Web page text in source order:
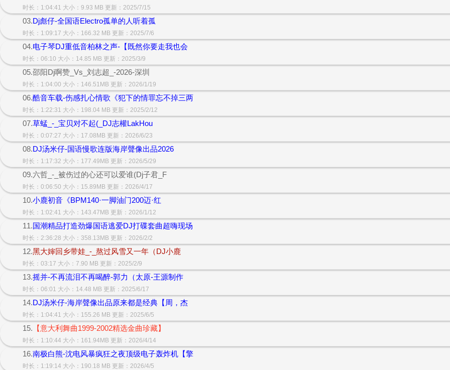
时长：1:04:41 大小：9.93 MB 更新：2025/7/15
03.Dj彪仔-全国语Electro孤单的人听着孤
时长：1:09:17 大小：166.32 MB 更新：2025/7/6
04.电子琴DJ重低音柏林之声-【既然你要走我也会
时长：06:10 大小：14.85 MB 更新：2025/3/9
05.邵阳Dj啊赞_Vs_刘志超_-2026-深圳
时长：1:04:00 大小：146.51MB 更新：2026/1/19
06.酷音车载-伤感扎心情歌《犯下的情罪忘不掉三两
时长：1:22:31 大小：198.04 MB 更新：2025/2/12
07.草蜢_-_宝贝对不起(_DJ志權LakHou
时长：0:07:27 大小：17.08MB 更新：2026/6/23
08.DJ汤米仔-国语慢歌连版海岸聲像出品2026
时长：1:17:32 大小：177.49MB 更新：2026/5/29
09.六哲_-_被伤过的心还可以爱谁(Dj子君_F
时长：0:06:50 大小：15.89MB 更新：2026/4/17
10.小鹿初音《BPM140·一脚油门200迈·红
时长：1:02:41 大小：143.47MB 更新：2026/1/12
11.国潮精品打造劲爆国语逃爱DJ打碟套曲超嗨现场
时长：2:36:28 大小：358.13MB 更新：2026/2/2
12.黑大婶回乡带娃_-_熬过风雪又一年（DJ小鹿
时长：03:17 大小：7.90 MB 更新：2025/2/9
13.摇并-不再流泪不再喝醉-郭力（太原-王源制作
时长：06:01 大小：14.48 MB 更新：2025/6/17
14.DJ汤米仔-海岸聲像出品原来都是经典【周，杰
时长：1:04:41 大小：155.26 MB 更新：2025/6/5
15. 【意大利舞曲1999-2002精选金曲珍藏】
时长：1:10:44 大小：161.94MB 更新：2026/4/14
16.南极白熊-沈电风暴疯狂之夜顶级电子轰炸机【擎
时长：1:19:14 大小：190.18 MB 更新：2026/4/5